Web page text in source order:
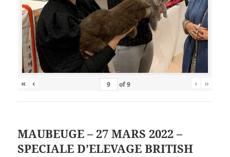
« ‹ of9 › »
MAUBEUGE – 27 MARS 2022 –
SPECIALE D’ELEVAGE BRITISH